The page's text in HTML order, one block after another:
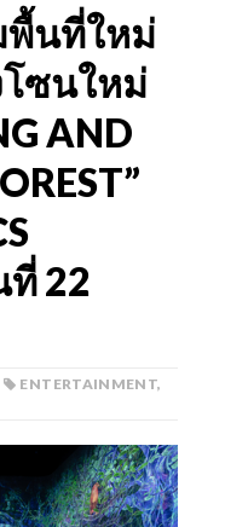
พื้นที่ใหม่
ซนใหม่
AND
ที่ 22
ENTERTAINMENT,